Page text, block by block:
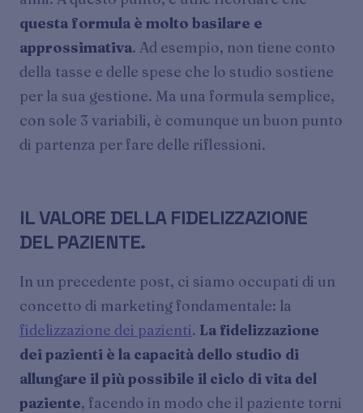
questa formula è molto basilare e
approssimativa. Ad esempio, non tiene conto
della tasse e delle spese che lo studio sostiene
per la sua gestione. Ma una formula semplice,
con sole 3 variabili, è comunque un buon punto
di partenza per fare delle riflessioni.
IL VALORE DELLA FIDELIZZAZIONE
DEL PAZIENTE.
In un precedente post, ci siamo occupati di un
concetto di marketing fondamentale: la
fidelizzazione dei pazienti. La fidelizzazione
dei pazienti è la capacità dello studio di
allungare il più possibile il ciclo di vita del
paziente, facendo in modo che il paziente torni